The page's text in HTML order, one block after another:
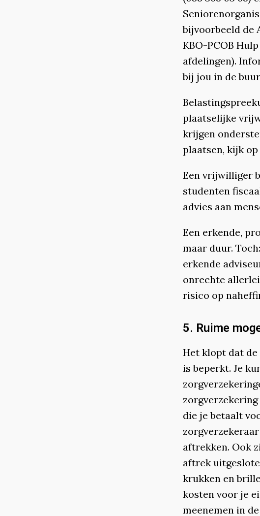
bijvoorbeeld de
KBO-PCOB
afdelingen).
bij jou in de
plaatselijke
krijgen
plaatsen, kijk
Een vrijwilliger
studenten
advies aan
Een erkende,
maar duur.
erkende
onrechte
risico op
5. Ruime
Het klopt dat
is beperkt. Je
die je betaalt
aftrekken. Ook
aftrek
krukken en
kosten voor je
meenemen in